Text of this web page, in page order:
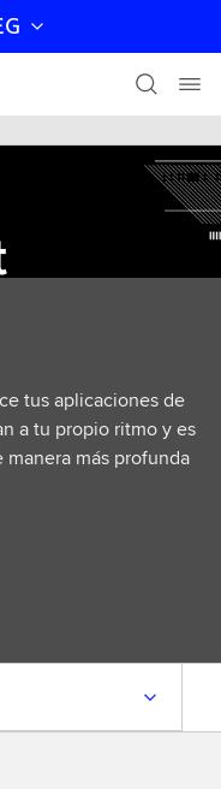
tus aplicaciones de
a tu propio ritmo y es
más profunda